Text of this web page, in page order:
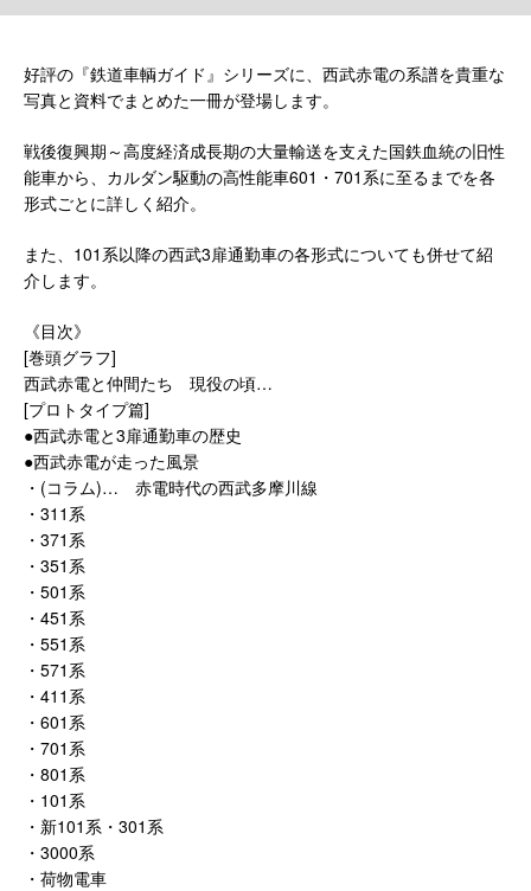
好評の『鉄道車輌ガイド』シリーズに、西武赤電の系譜を貴重な
写真と資料でまとめた一冊が登場します。
戦後復興期～高度経済成長期の大量輸送を支えた国鉄血統の旧性
能車から、カルダン駆動の高性能車601・701系に至るまでを各
形式ごとに詳しく紹介。
また、101系以降の西武3扉通勤車の各形式についても併せて紹
介します。
《目次》
[巻頭グラフ]
西武赤電と仲間たち 現役の頃…
[プロトタイプ篇]
●西武赤電と3扉通勤車の歴史
●西武赤電が走った風景
・(コラム)… 赤電時代の西武多摩川線
・311系
・371系
・351系
・501系
・451系
・551系
・571系
・411系
・601系
・701系
・801系
・101系
・新101系・301系
・3000系
・荷物電車